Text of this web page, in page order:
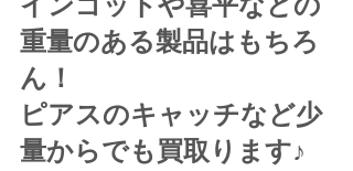
重量のある製品はもちろ
ん！
ピアスのキャッチなど少
量からでも買取ります♪